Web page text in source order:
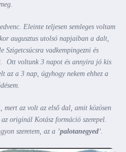
Eleinte teljesen semleges voltam
augusztus utolsó napjaiban a dalt,
vadkempingezni és
Ott voltunk 3 napot és annyira jó kis
az a 3 nap, úgyhogy nekem ehhez a
mert az volt az első dal, amit közösen
originál Kotász formáció szerepel.
szeretem, az a ’palotanegyed’.